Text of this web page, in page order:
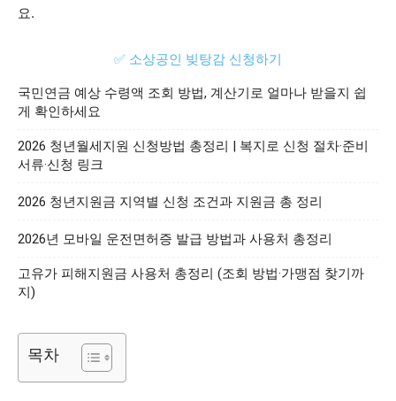
요.
✅ 소상공인 빚탕감 신청하기
국민연금 예상 수령액 조회 방법, 계산기로 얼마나 받을지 쉽
게 확인하세요
2026 청년월세지원 신청방법 총정리 | 복지로 신청 절차·준비
서류·신청 링크
2026 청년지원금 지역별 신청 조건과 지원금 총 정리
2026년 모바일 운전면허증 발급 방법과 사용처 총정리
고유가 피해지원금 사용처 총정리 (조회 방법·가맹점 찾기까
지)
목차